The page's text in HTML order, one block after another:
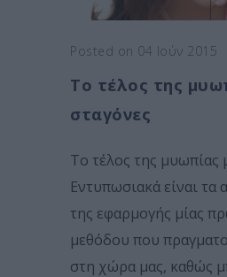
Posted on 04 Ιούν 2015
Το τέλος της
σταγόνες
Το τέλος της μυωπίας
Εντυπωσιακά είναι τα
της εφαρμογής μίας
μεθόδου που
στη χώρα μας, καθώς